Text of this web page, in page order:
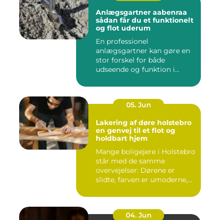
Anlægsgartner aabenraa
sådan får du et funktionelt
og flot uderum
En professionel
anlægsgartner kan gøre en
stor forskel for både
udseende og funktion i
05. Jun
Lakering af døre holstebro
en genvej til et flot og
holdbart hjem
Mange boligejere i Holstebro
står med de samme
overvejelser: Dørene er
slidte, farven er umoderne,
04. Jun